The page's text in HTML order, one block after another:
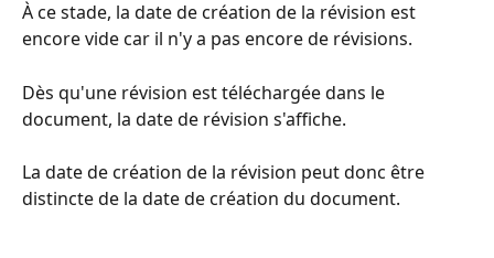
À ce stade, la date de création de la révision est
encore vide car il n'y a pas encore de révisions.
Dès qu'une révision est téléchargée dans le
document, la date de révision s'affiche.
La date de création de la révision peut donc être
distincte de la date de création du document.